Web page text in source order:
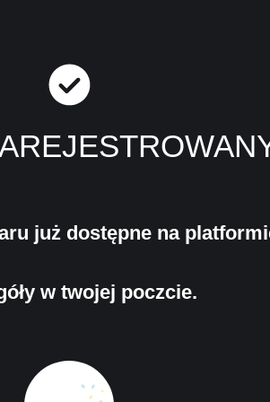
już dostępne na
w twojej poczcie.